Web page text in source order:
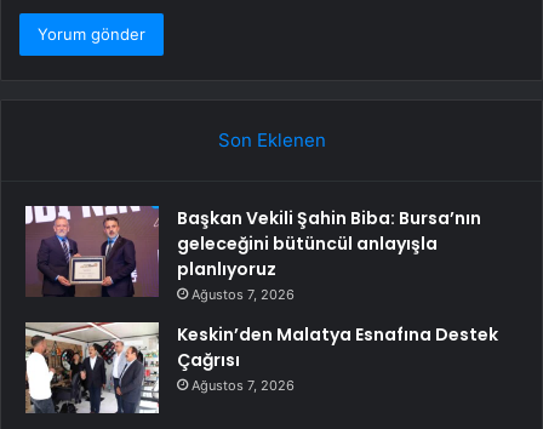
Son Eklenen
Başkan Vekili Şahin Biba: Bursa’nın
geleceğini bütüncül anlayışla
planlıyoruz
Ağustos 7, 2026
Keskin’den Malatya Esnafına Destek
Çağrısı
Ağustos 7, 2026